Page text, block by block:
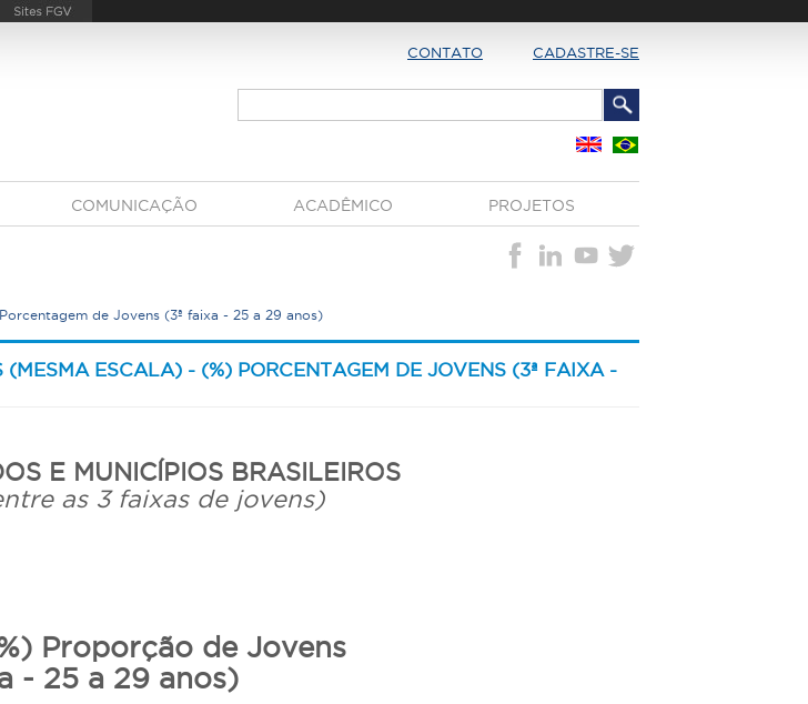
CONTATO CADASTRE-SE
COMUNICAÇÃO ACADÊMICO PROJETOS
de Jovens (3ª faixa - 25 a 29 anos)
ESCALA) - (%) PORCENTAGEM DE JOVENS (3ª FAIXA -
E MUNICÍPIOS BRASILEIROS
as 3 faixas de jovens)
Proporção de Jovens
- 25 a 29 anos)